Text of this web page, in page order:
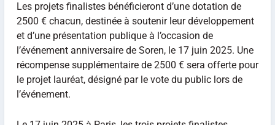
Les projets finalistes bénéficieront d’une dotation de
2500 € chacun, destinée à soutenir leur développement
et d’une présentation publique à l’occasion de
l’événement anniversaire de Soren, le 17 juin 2025. Une
récompense supplémentaire de 2500 € sera offerte pour
le projet lauréat, désigné par le vote du public lors de
l’événement.